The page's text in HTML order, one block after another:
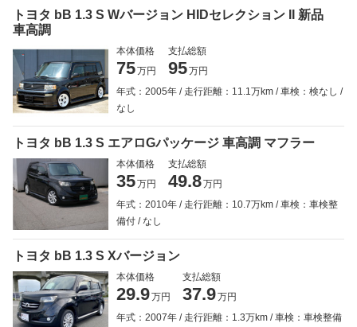
トヨタ bB 1.3 S Wバージョン HIDセレクション II 新品
車高調
本体価格
75万円
支払総額
95万円
年式：2005年
走行距離：11.1万km
車検：検なし
なし
トヨタ bB 1.3 S エアロGパッケージ 車高調 マフラー
本体価格
35万円
支払総額
49.8万円
年式：2010年
走行距離：10.7万km
車検：車検整
備付
なし
トヨタ bB 1.3 S Xバージョン
本体価格
29.9万円
支払総額
37.9万円
年式：2007年
走行距離：1.3万km
車検：車検整備